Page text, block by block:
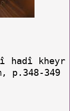
hadî kheyr
p.348-349